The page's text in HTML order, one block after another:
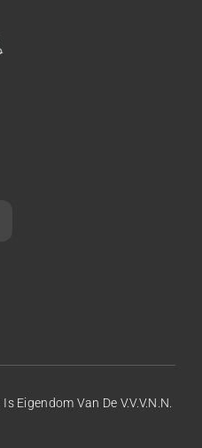
Eigendom Van De V.V.V.N.N.